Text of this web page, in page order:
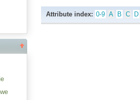
Attribute index: 0-9 A B C D